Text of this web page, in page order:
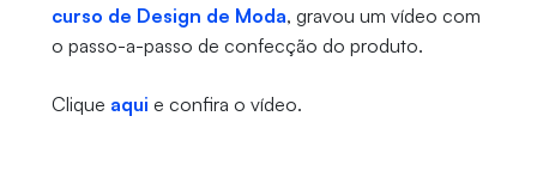
curso de Design de Moda, gravou um vídeo com
o passo-a-passo de confecção do produto.
Clique aqui e confira o vídeo.